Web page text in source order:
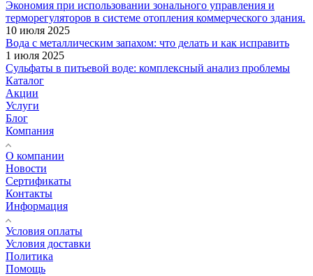
Экономия при использовании зонального управления и
терморегуляторов в системе отопления коммерческого здания.
10 июля 2025
Вода с металлическим запахом: что делать и как исправить
1 июля 2025
Сульфаты в питьевой воде: комплексный анализ проблемы
Каталог
Акции
Услуги
Блог
Компания
О компании
Новости
Сертификаты
Контакты
Информация
Условия оплаты
Условия доставки
Политика
Помощь